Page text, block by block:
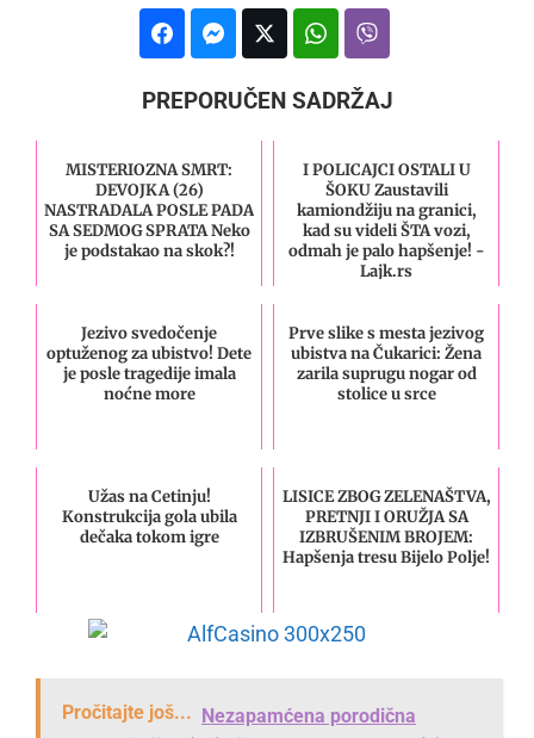
PREPORUČEN SADRŽAJ
MISTERIOZNA SMRT:
DEVOJKA (26)
NASTRADALA POSLE PADA
SA SEDMOG SPRATA Neko
je podstakao na skok?!
I POLICAJCI OSTALI U
ŠOKU Zaustavili
kamiondžiju na granici,
kad su videli ŠTA vozi,
odmah je palo hapšenje! -
Lajk.rs
Jezivo svedočenje
optuženog za ubistvo! Dete
je posle tragedije imala
noćne more
Prve slike s mesta jezivog
ubistva na Čukarici: Žena
zarila suprugu nogar od
stolice u srce
Užas na Cetinju!
Konstrukcija gola ubila
dečaka tokom igre
LISICE ZBOG ZELENAŠTVA,
PRETNJI I ORUŽJA SA
IZBRUŠENIM BROJEM:
Hapšenja tresu Bijelo Polje!
Pročitajte još... Nezapamćena porodična